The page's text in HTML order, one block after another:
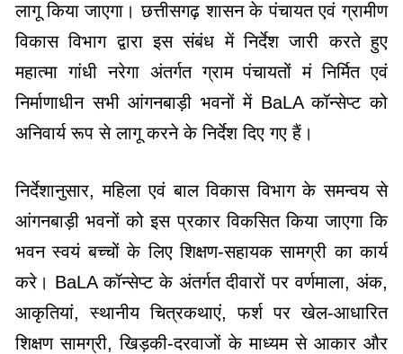
लागू किया जाएगा। छत्तीसगढ़ शासन के पंचायत एवं ग्रामीण
विकास विभाग द्वारा इस संबंध में निर्देश जारी करते हुए
महात्मा गांधी नरेगा अंतर्गत ग्राम पंचायतों मं निर्मित एवं
निर्माणाधीन सभी आंगनबाड़ी भवनों में BaLA कॉन्सेप्ट को
अनिवार्य रूप से लागू करने के निर्देश दिए गए हैं।
निर्देशानुसार, महिला एवं बाल विकास विभाग के समन्वय से
आंगनबाड़ी भवनों को इस प्रकार विकसित किया जाएगा कि
भवन स्वयं बच्चों के लिए शिक्षण-सहायक सामग्री का कार्य
करे। BaLA कॉन्सेप्ट के अंतर्गत दीवारों पर वर्णमाला, अंक,
आकृतियां, स्थानीय चित्रकथाएं, फर्श पर खेल-आधारित
शिक्षण सामग्री, खिड़की-दरवाजों के माध्यम से आकार और